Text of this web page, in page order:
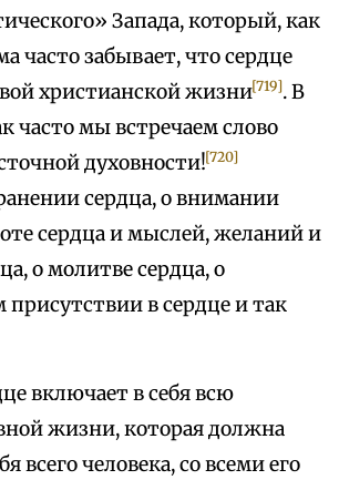
Запада, который, как
часто забывает, что сердце
христианской жизни[719]. В
часто мы встречаем слово
духовности![720]
сердца, о внимании
сердца и мыслей, желаний и
о молитве сердца, о
в сердце и так
включает в себя всю
жизни, которая должна
всего человека, со всеми его